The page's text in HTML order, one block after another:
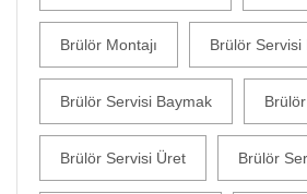
Brülör Montajı Brülör Servisi
Brülör Servisi Baymak
Brülör Servisi Üret Brülör